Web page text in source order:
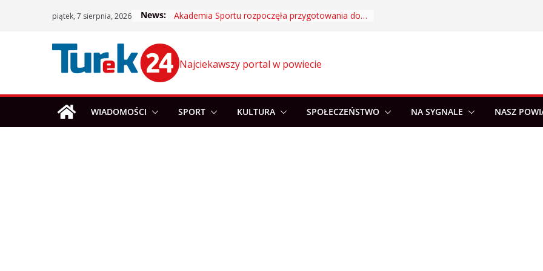
piątek, 7 sierpnia, 2026 News: Akademia Sportu rozpoczęła przygotowania do nowego sezonu
Najciekawszy portal w powiecie
WIADOMOŚCI SPORT KULTURA SPOŁECZEŃSTWO NA SYGNALE NASZ